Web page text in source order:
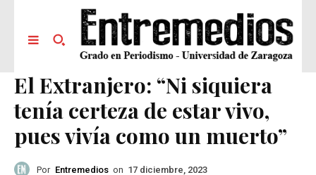
El Extranjero: “Ni siquiera
tenía certeza de estar vivo,
pues vivía como un muerto”
Por Entremedios on 17 diciembre, 2023